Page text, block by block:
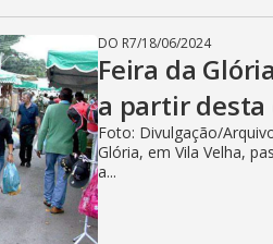
DO R7/18/06/2024
Feira da
a partir
Foto: Divulgação/
Glória, em Vila Velha,
a...